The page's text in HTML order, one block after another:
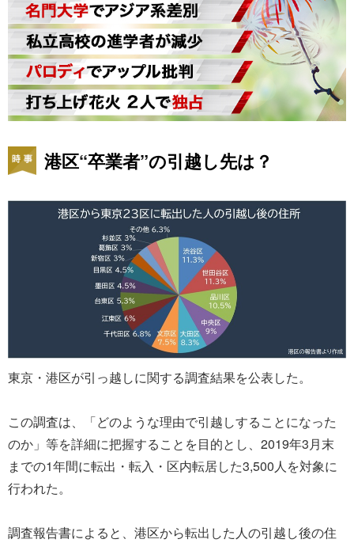
港区“卒業者”の引越し先は？
東京・港区が引っ越しに関する調査結果を公表した。
この調査は、「どのような理由で引越しすることになった
のか」等を詳細に把握することを目的とし、2019年3月末
までの1年間に転出・転入・区内転居した3,500人を対象に
行われた。
調査報告書によると、港区から転出した人の引越し後の住